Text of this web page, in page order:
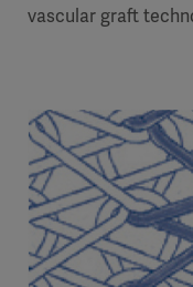
vascular graft